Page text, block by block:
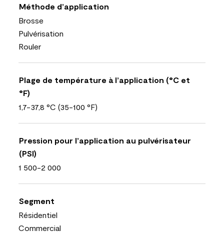
Méthode d’application
Brosse
Pulvérisation
Rouler
Plage de température à l’application (°C et
°F)
1,7-37,8 °C (35-100 °F)
Pression pour l’application au pulvérisateur
(PSI)
1 500-2 000
Segment
Résidentiel
Commercial